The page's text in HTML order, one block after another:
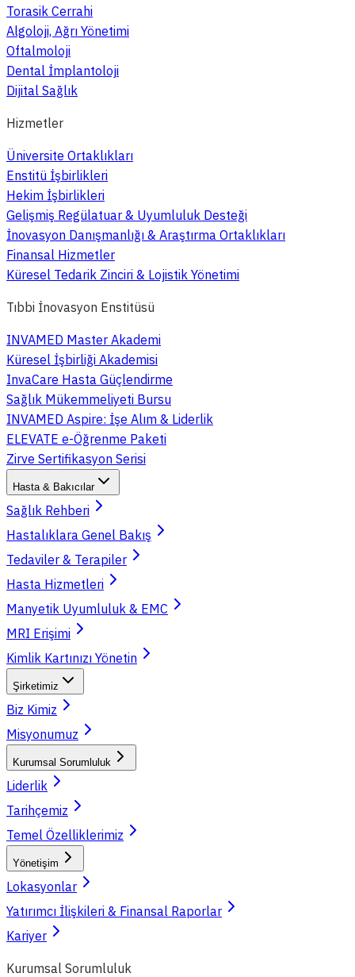
Torasik Cerrahi
Algoloji, Ağrı Yönetimi
Oftalmoloji
Dental İmplantoloji
Dijital Sağlık
Hizmetler
Üniversite Ortaklıkları
Enstitü İşbirlikleri
Hekim İşbirlikleri
Gelişmiş Regülatuar & Uyumluluk Desteği
İnovasyon Danışmanlığı & Araştırma Ortaklıkları
Finansal Hizmetler
Küresel Tedarik Zinciri & Lojistik Yönetimi
Tıbbi İnovasyon Enstitüsü
INVAMED Master Akademi
Küresel İşbirliği Akademisi
InvaCare Hasta Güçlendirme
Sağlık Mükemmeliyeti Bursu
INVAMED Aspire: İşe Alım & Liderlik
ELEVATE e-Öğrenme Paketi
Zirve Sertifikasyon Serisi
Hasta & Bakıcılar
Sağlık Rehberi
Hastalıklara Genel Bakış
Tedaviler & Terapiler
Hasta Hizmetleri
Manyetik Uyumluluk & EMC
MRI Erişimi
Kimlik Kartınızı Yönetin
Şirketimiz
Biz Kimiz
Misyonumuz
Kurumsal Sorumluluk
Liderlik
Tarihçemiz
Temel Özelliklerimiz
Yönetişim
Lokasyonlar
Yatırımcı İlişkileri & Finansal Raporlar
Kariyer
Kurumsal Sorumluluk